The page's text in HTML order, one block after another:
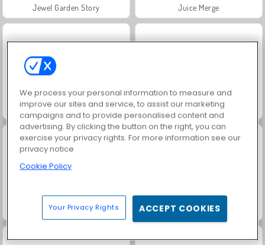
Jewel Garden Story Juice Merge
Grand Mahjong Connect Trollface Quest: USA 2
Masha and the Bear: Meadows Scala 40
We process your personal information to measure and
improve our sites and service, to assist our marketing
campaigns and to provide personalised content and
advertising. By clicking the button on the right, you can
exercise your privacy rights. For more information see our
privacy notice
Cookie Policy
Your Privacy Rights ACCEPT COOKIES